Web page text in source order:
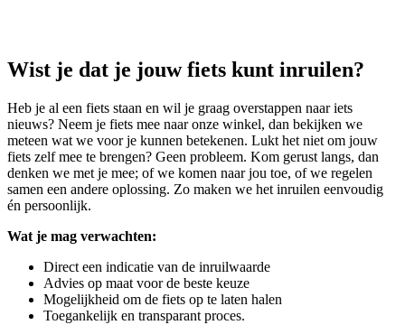
Wist je dat je jouw fiets kunt inruilen?
Heb je al een fiets staan en wil je graag overstappen naar iets
nieuws? Neem je fiets mee naar onze winkel, dan bekijken we
meteen wat we voor je kunnen betekenen. Lukt het niet om jouw
fiets zelf mee te brengen? Geen probleem. Kom gerust langs, dan
denken we met je mee; of we komen naar jou toe, of we regelen
samen een andere oplossing. Zo maken we het inruilen eenvoudig
én persoonlijk.
Wat je mag verwachten:
Direct een indicatie van de inruilwaarde
Advies op maat voor de beste keuze
Mogelijkheid om de fiets op te laten halen
Toegankelijk en transparant proces.